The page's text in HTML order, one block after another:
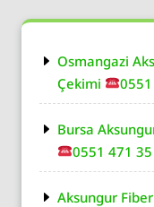
Osmangazi
Çekimi
Bursa
0551 471 35
Aksungur